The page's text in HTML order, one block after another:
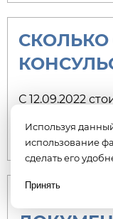
СКОЛЬКО
С 12.09.2022
евро.
КАКИЕ
Используя
использование
сделать его
Принять